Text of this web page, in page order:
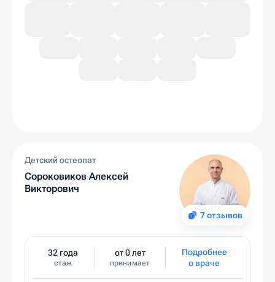
7 отзывов
Детский остеопат
Сороковиков Алексей
Викторович
32 года
стаж
от 0 лет
принимает
Подробнее
о враче